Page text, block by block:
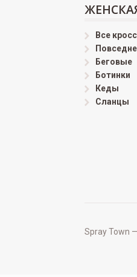
Все
Беговые
Ботинки
Кеды
Сланцы
Spray Town